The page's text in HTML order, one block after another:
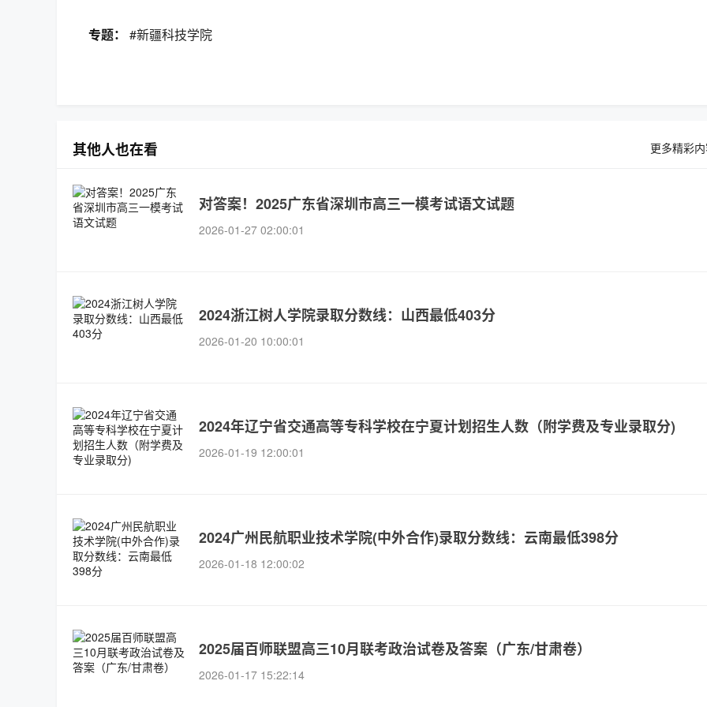
专题： #新疆科技学院
其他人也在看 更多精彩
对答案！2025广东省深圳市高三一模考试语文试题
2026-01-27 02:00:01
2024浙江树人学院录取分数线：山西最低403分
2026-01-20 10:00:01
2024年辽宁省交通高等专科学校在宁夏计划招生人数（附学费及专业录取分)
2026-01-19 12:00:01
2024广州民航职业技术学院(中外合作)录取分数线：云南最低398分
2026-01-18 12:00:02
2025届百师联盟高三10月联考政治试卷及答案（广东/甘肃卷）
2026-01-17 15:22:14